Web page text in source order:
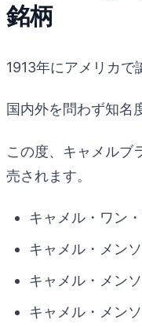
銘柄
1913年にアメリカで
国内外を問わず知名
この度、キャメルブ
売されます。
キャメル・ワン
キャメル・メン
キャメル・メン
キャメル・メン